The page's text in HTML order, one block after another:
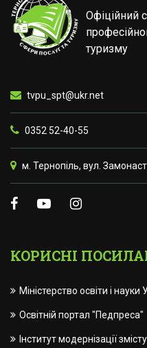
Офіційний
туризму
tvpu_spt@ukr.net
0352 52-40-55
м. Тернопіль, вул.
КОРИСНІ
Міністерство освіти і науки
Освітній портал "Педпреса"
Інститут модернізації